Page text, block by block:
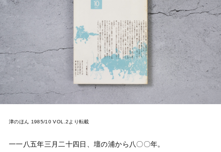
津のほん 1985/10 VOL.2より転載
一一八五年三月二十四日、壇の浦から八〇〇年。